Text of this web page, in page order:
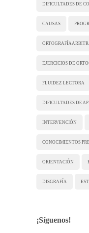
DIFICULTADES DE
CAUSAS
ORTOGRAFÍA
EJERCICIOS DE
FLUIDEZ LECTORA
DIFICULTADES DE
INTERVENCIÓN
CONOCIMIENTOS
ORIENTACIÓN
DISGRAFÍA
¡Síguenos!